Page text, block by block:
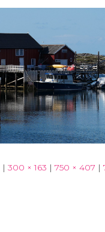
| 300 × 163 | 750 × 407 |